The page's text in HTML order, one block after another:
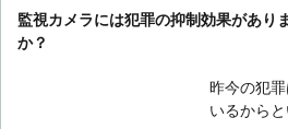
ります。こ
にしか見
れと本物
により、
案いたしま
監視カメラには犯罪の抑制効果があり
か？
昨今の犯
いるから